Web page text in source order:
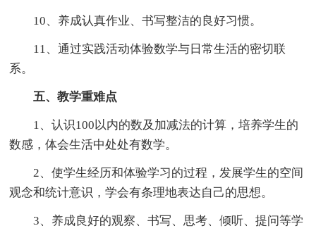
10、养成认真作业、书写整洁的良好习惯。
11、通过实践活动体验数学与日常生活的密切联
系。
五、教学重难点
1、认识100以内的数及加减法的计算，培养学生的
数感，体会生活中处处有数学。
2、使学生经历和体验学习的过程，发展学生的空间
观念和统计意识，学会有条理地表达自己的思想。
3、养成良好的观察、书写、思考、倾听、提问等学